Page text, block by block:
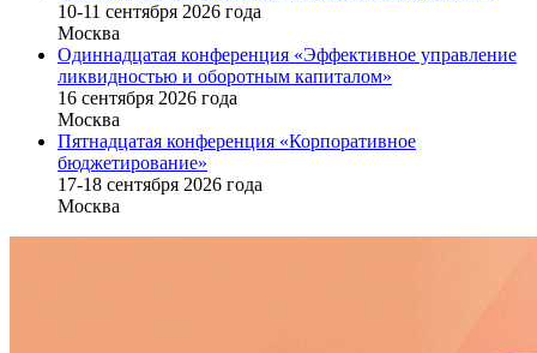
10-11 сентября 2026 года
Москва
Одиннадцатая конференция «Эффективное управление
ликвидностью и оборотным капиталом»
16 cентября 2026 года
Москва
Пятнадцатая конференция «Корпоративное
бюджетирование»
17-18 сентября 2026 года
Москва